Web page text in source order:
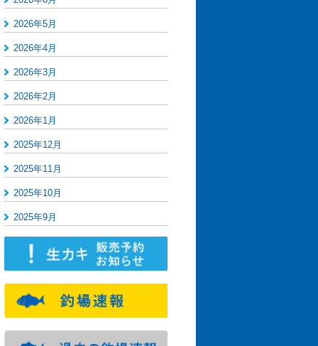
2026年5月
2026年4月
2026年3月
2026年2月
2026年1月
2025年12月
2025年11月
2025年10月
2025年9月